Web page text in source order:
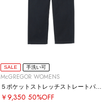
SALE 手洗い可
McGREGOR WOMENS
５ポケットストレッチストレートパンツ
￥9,350 50%OFF